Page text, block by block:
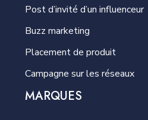
Post d’invité d’un influenceur
Buzz marketing
Placement de produit
Campagne sur les réseaux
MARQUES